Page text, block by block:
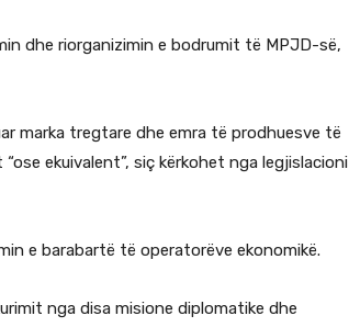
dhe riorganizimin e bodrumit të MPJD-së,
marka tregtare dhe emra të prodhuesve të
ekuivalent”, siç kërkohet nga legjislacioni
e barabartë të operatorëve ekonomikë.
nga disa misione diplomatike dhe